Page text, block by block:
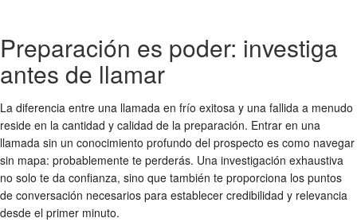
Preparación es poder: investiga
antes de llamar
La diferencia entre una llamada en frío exitosa y una fallida a menudo
reside en la cantidad y calidad de la preparación. Entrar en una
llamada sin un conocimiento profundo del prospecto es como navegar
sin mapa: probablemente te perderás. Una investigación exhaustiva
no solo te da confianza, sino que también te proporciona los puntos
de conversación necesarios para establecer credibilidad y relevancia
desde el primer minuto.